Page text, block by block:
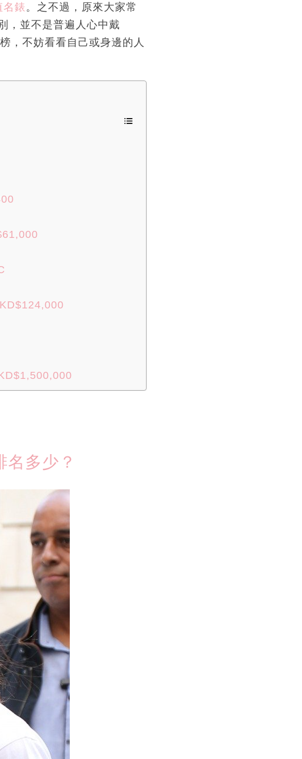
名錶 。之不過，原來大家常
，並不是普遍人心中戴
，不妨看看自己或身邊的人
多少？